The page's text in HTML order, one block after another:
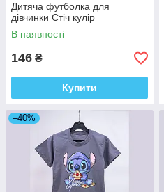
Дитяча футболка для
дівчинки Стіч кулір
В наявності
146 ₴
Купити
–40%